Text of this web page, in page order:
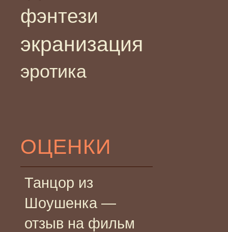
фэнтези
экранизация
эротика
ОЦЕНКИ
Танцор из
Шоушенка —
отзыв на фильм